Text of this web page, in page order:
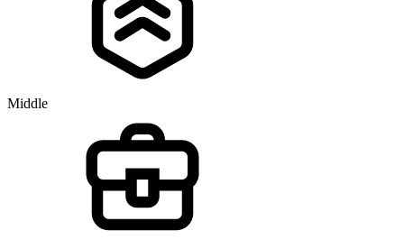
Middle